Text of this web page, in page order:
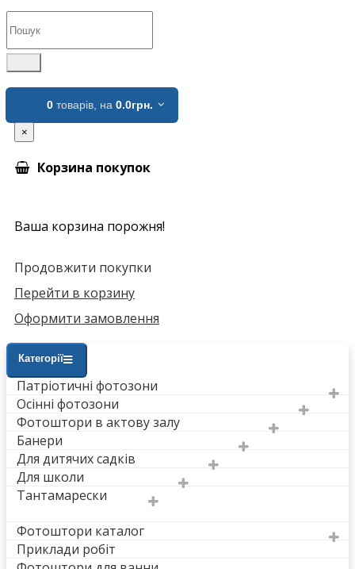
0 товарів, на 0.0грн.
×
Корзина покупок
Ваша корзина порожня!
Продовжити покупки
Перейти в корзину
Оформити замовлення
Категорії
Патріотичні фотозони
Осінні фотозони
Фотоштори в актову залу
Банери
Для дитячих садків
Для школи
Тантамарески
Фотоштори каталог
Приклади робіт